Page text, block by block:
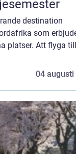
destination
som
platser. Att flyga till
04 augusti